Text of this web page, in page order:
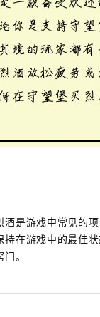
是游戏中常见的
在游戏中的最佳
。